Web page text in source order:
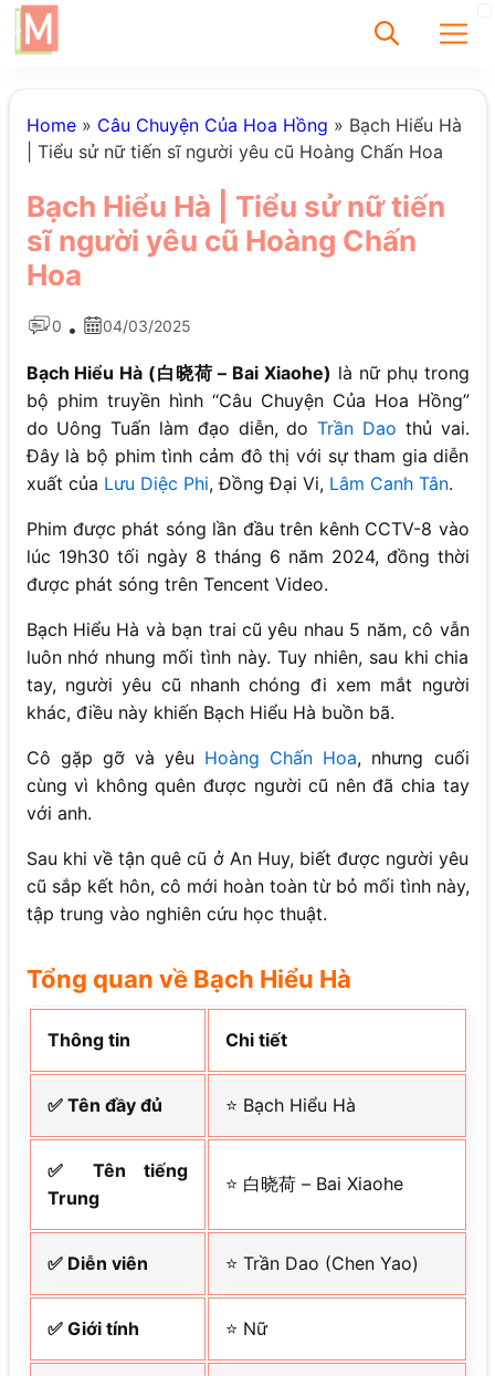
Chưa có bài viết
được tìm thấy
Home» Câu Chuyện Của Hoa Hồng » Bạch Hiểu Hà
| Tiểu sử nữ tiến sĩ người yêu cũ Hoàng Chấn Hoa
Bạch Hiểu Hà | Tiểu sử nữ tiến
sĩ người yêu cũ Hoàng Chấn
Hoa
0 • 04/03/2025
Bạch Hiểu Hà (白晓荷 – Bai Xiaohe) là nữ phụ trong
bộ phim truyền hình “Câu Chuyện Của Hoa Hồng”
do Uông Tuấn làm đạo diễn, doTrần Dao thủ vai.
Đây là bộ phim tình cảm đô thị với sự tham gia diễn
xuất của Lưu Diệc Phi, Đồng Đại Vi, Lâm Canh Tân.
Phim được phát sóng lần đầu trên kênh CCTV-8 vào
lúc 19h30 tối ngày 8 tháng 6 năm 2024, đồng thời
được phát sóng trên Tencent Video.
Bạch Hiểu Hà và bạn trai cũ yêu nhau 5 năm, cô vẫn
luôn nhớ nhung mối tình này. Tuy nhiên, sau khi chia
tay, người yêu cũ nhanh chóng đi xem mắt người
khác, điều này khiến Bạch Hiểu Hà buồn bã.
Cô gặp gỡ và yêu Hoàng Chấn Hoa, nhưng cuối
cùng vì không quên được người cũ nên đã chia tay
với anh.
Sau khi về tận quê cũ ở An Huy, biết được người yêu
cũ sắp kết hôn, cô mới hoàn toàn từ bỏ mối tình này,
tập trung vào nghiên cứu học thuật.
Tổng quan về Bạch Hiểu Hà
Thông tin Chi tiết
✅ Tên đầy đủ ⭐ Bạch Hiểu Hà
✅ Tên tiếng
Trung
⭐ 白晓荷 – Bai Xiaohe
✅ Diễn viên ⭐ Trần Dao (Chen Yao)
✅ Giới tính ⭐ Nữ